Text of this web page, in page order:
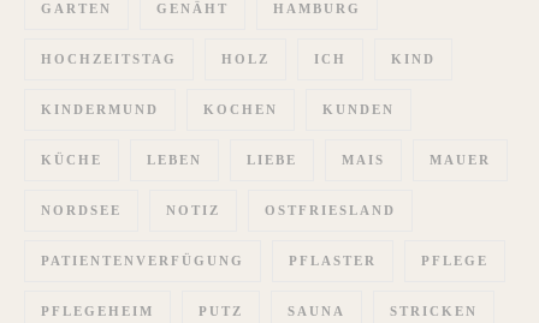
GARTEN GENÄHT HAMBURG
HOCHZEITSTAG HOLZ ICH KIND
KINDERMUND KOCHEN KUNDEN
KÜCHE LEBEN LIEBE MAIS MAUER
NORDSEE NOTIZ OSTFRIESLAND
PATIENTENVERFÜGUNG PFLASTER PFLEGE
PFLEGEHEIM PUTZ SAUNA STRICKEN